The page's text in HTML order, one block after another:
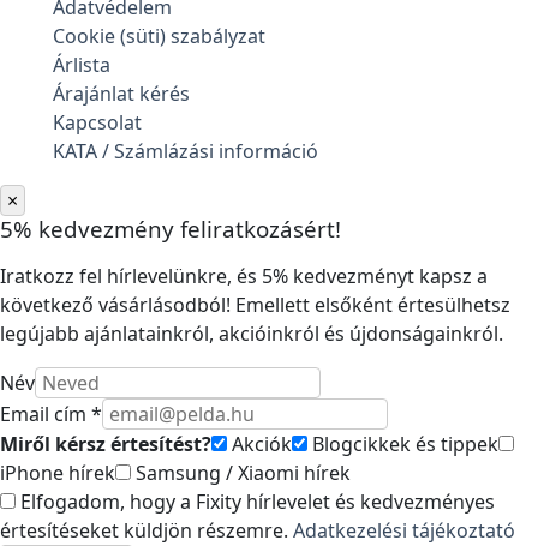
Adatvédelem
Cookie (süti) szabályzat
Árlista
Árajánlat kérés
Kapcsolat
KATA / Számlázási információ
×
5% kedvezmény feliratkozásért!
Iratkozz fel hírlevelünkre, és 5% kedvezményt kapsz a
következő vásárlásodból! Emellett elsőként értesülhetsz
legújabb ajánlatainkról, akcióinkról és újdonságainkról.
Név
Email cím *
Miről kérsz értesítést?
Akciók
Blogcikkek és tippek
iPhone hírek
Samsung / Xiaomi hírek
Elfogadom, hogy a Fixity hírlevelet és kedvezményes
értesítéseket küldjön részemre. Adatkezelési tájékoztató